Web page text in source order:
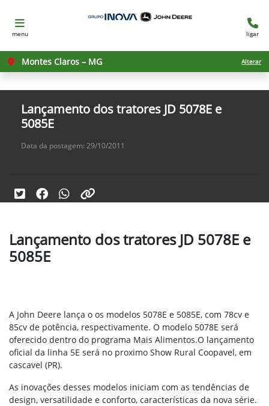
menu ligar
Montes Claros – MG Alterar
Lançamento dos tratores JD 5078E e
5085E
Data da postagem: 29/10/2011
Lançamento dos tratores JD 5078E e
5085E
A John Deere lança o os modelos 5078E e 5085E, com 78cv e
85cv de potência, respectivamente. O modelo 5078E será
oferecido dentro do programa Mais Alimentos.O lançamento
oficial da linha 5E será no proximo Show Rural Coopavel, em
cascavel (PR).
As inovações desses modelos iniciam com as tendências de
design, versatilidade e conforto, características da nova série.